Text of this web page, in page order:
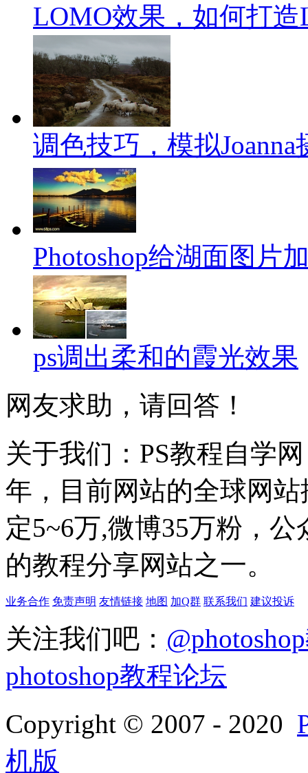
LOMO效果，如何打
调色技巧，模拟
Photoshop给湖面图片
ps调出柔和的霞光效果
网友求助，请回答！
关于我们：PS教程自学
年，目前网站的全球网
定5~6万,微博35万粉，
的教程分享网站之一。
业务合作 免责声明 友情链接 地图 加Q群 联系我们 建议投诉
关注我们吧：
photoshop教程论坛
Copyright © 2007 - 2020
机版